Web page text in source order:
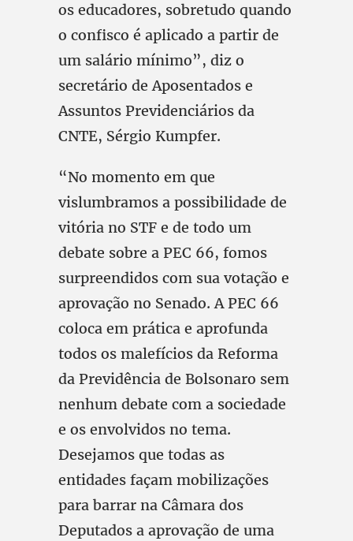
os educadores, sobretudo quando
o confisco é aplicado a partir de
um salário mínimo”, diz o
secretário de Aposentados e
Assuntos Previdenciários da
CNTE, Sérgio Kumpfer.
“No momento em que
vislumbramos a possibilidade de
vitória no STF e de todo um
debate sobre a PEC 66, fomos
surpreendidos com sua votação e
aprovação no Senado. A PEC 66
coloca em prática e aprofunda
todos os malefícios da Reforma
da Previdência de Bolsonaro sem
nenhum debate com a sociedade
e os envolvidos no tema.
Desejamos que todas as
entidades façam mobilizações
para barrar na Câmara dos
Deputados a aprovação de uma